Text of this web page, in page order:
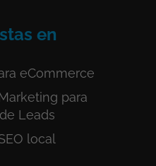
en
eCommerce
para
Leads
local